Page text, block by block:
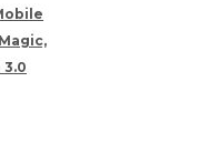
3.0